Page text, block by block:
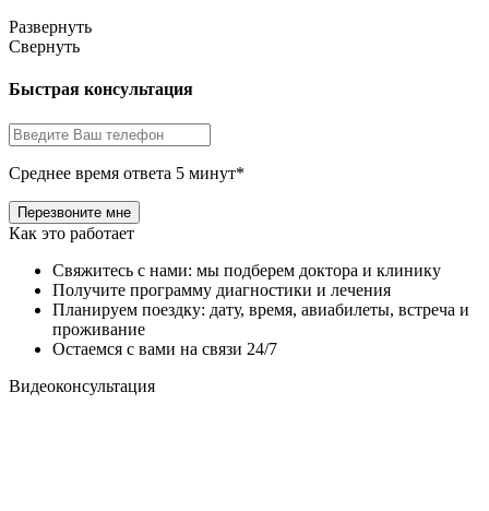
Развернуть
Свернуть
Быстрая консультация
Среднее время ответа 5 минут*
Как это работает
Свяжитесь с нами: мы подберем доктора и клинику
Получите программу диагностики и лечения
Планируем поездку: дату, время, авиабилеты, встреча и
проживание
Остаемся с вами на связи 24/7
Видеоконсультация